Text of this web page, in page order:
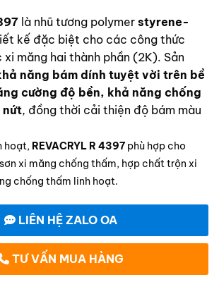
là nhũ tương polymer styrene-
kế đặc biệt cho các công thức
măng hai thành phần (2K). Sản
năng bám dính tuyệt vời trên bề
cường độ bền, khả năng chống
nứt, đồng thời cải thiện độ bám màu
hoạt, REVACRYL R 4397 phù hợp cho
xi măng chống thấm, hợp chất trộn xi
chống thấm linh hoạt.
LIÊN HỆ ZALO OA
TƯ VẤN MUA HÀNG